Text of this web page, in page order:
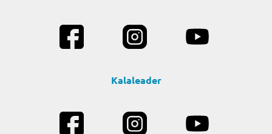
Kalaleader